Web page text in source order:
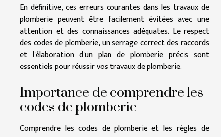
En définitive, ces erreurs courantes dans les travaux de
plomberie peuvent être facilement évitées avec une
attention et des connaissances adéquates. Le respect
des codes de plomberie, un serrage correct des raccords
et l'élaboration d'un plan de plomberie précis sont
essentiels pour réussir vos travaux de plomberie.
Importance de comprendre les
codes de plomberie
Comprendre les codes de plomberie et les règles de